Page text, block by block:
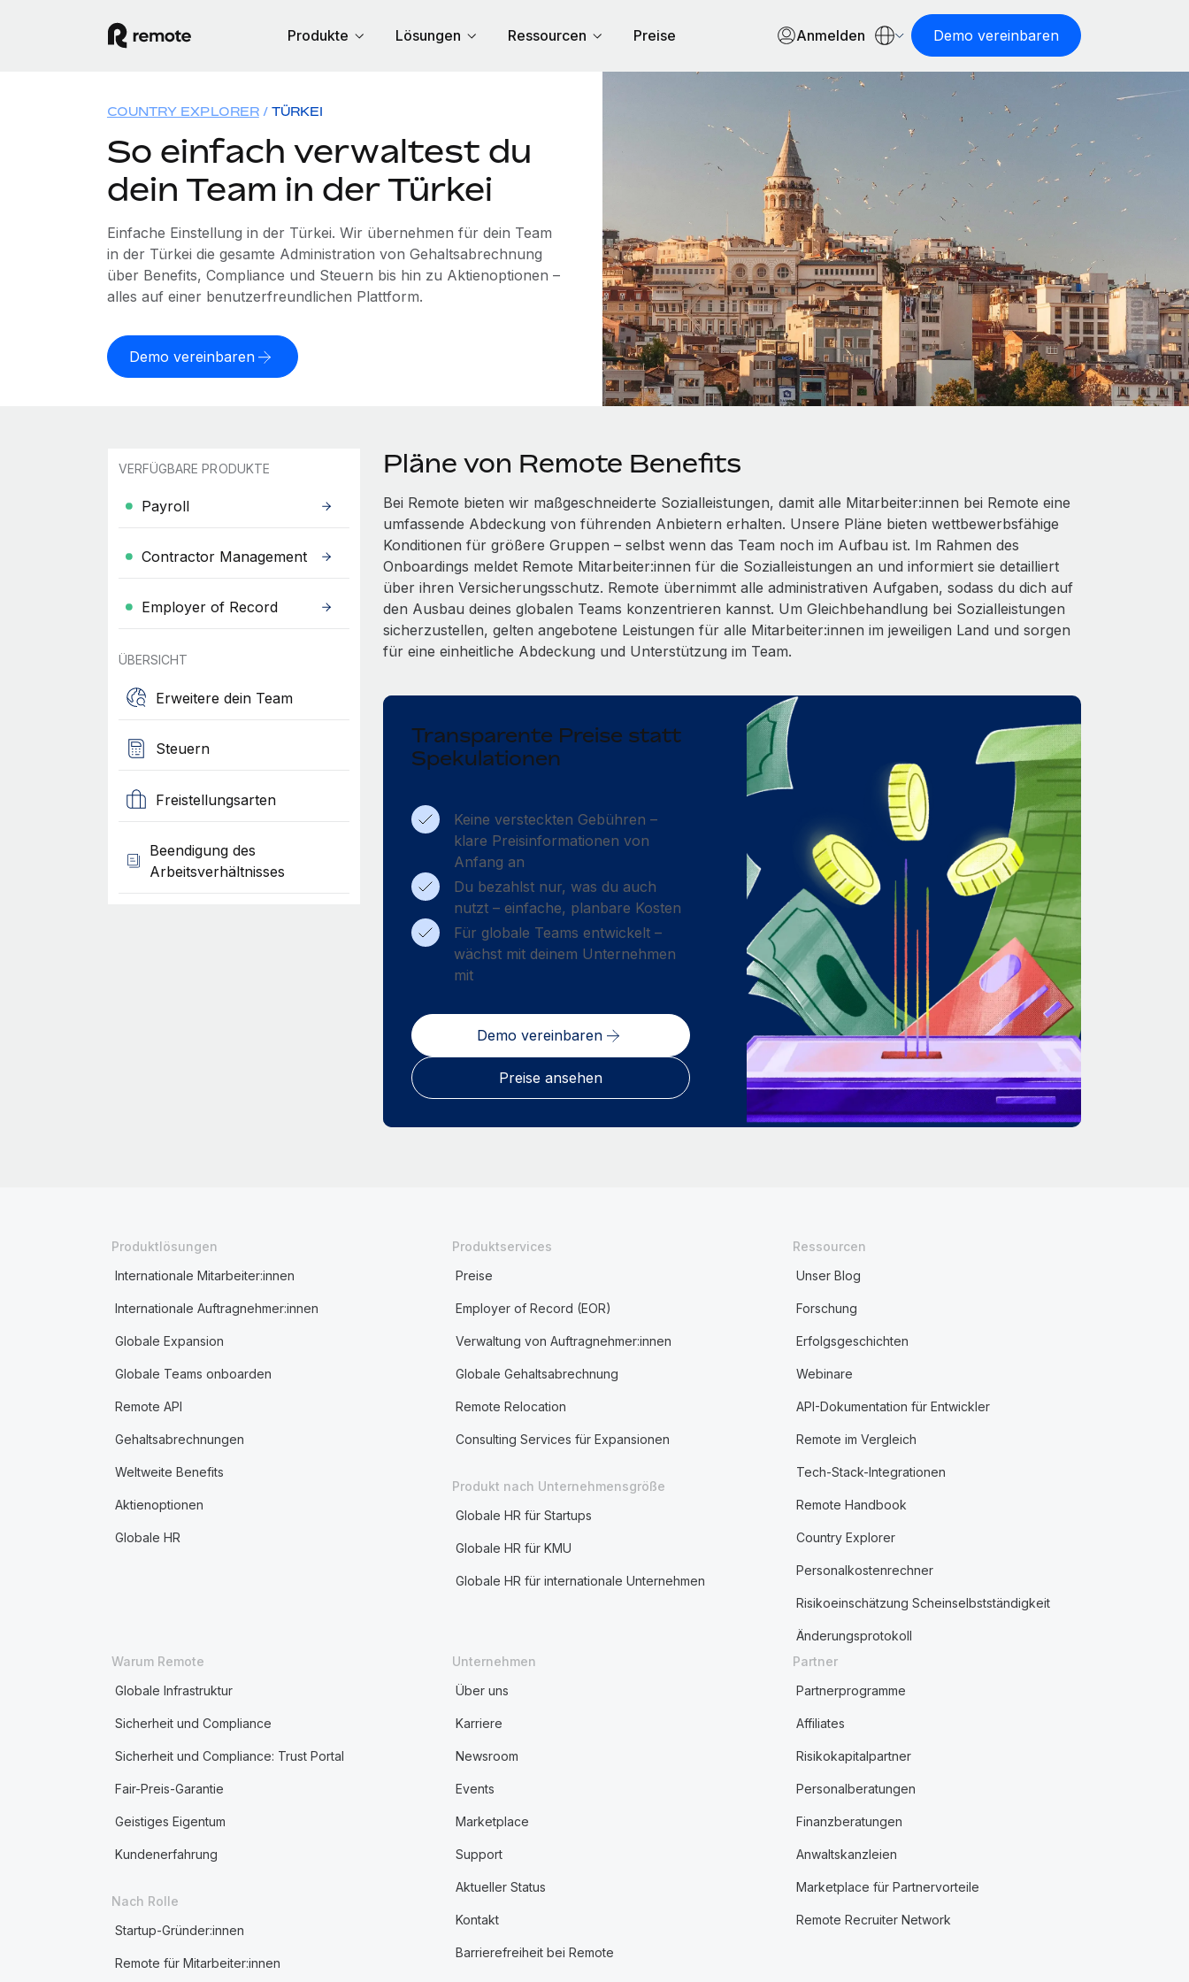
Produkte Lösungen Ressourcen Preise Anmelden Demo vereinbaren
COUNTRY EXPLORER TÜRKEI
So einfach verwaltest du
dein Team in der Türkei
Einfache Einstellung in der Türkei. Wir übernehmen für dein Team
in der Türkei die gesamte Administration von Gehaltsabrechnung
über Benefits, Compliance und Steuern bis hin zu Aktienoptionen –
alles auf einer benutzerfreundlichen Plattform.
Demo vereinbaren
VERFÜGBARE PRODUKTE
Payroll
Contractor Management
Employer of Record
ÜBERSICHT
Erweitere dein Team
Steuern
Freistellungsarten
Beendigung des
Arbeitsverhältnisses
Pläne von Remote Benefits
Bei Remote bieten wir maßgeschneiderte Sozialleistungen, damit alle Mitarbeiter:innen bei Remote eine
umfassende Abdeckung von führenden Anbietern erhalten. Unsere Pläne bieten wettbewerbsfähige
Konditionen für größere Gruppen – selbst wenn das Team noch im Aufbau ist. Im Rahmen des
Onboardings meldet Remote Mitarbeiter:innen für die Sozialleistungen an und informiert sie detailliert
über ihren Versicherungsschutz. Remote übernimmt alle administrativen Aufgaben, sodass du dich auf
den Ausbau deines globalen Teams konzentrieren kannst. Um Gleichbehandlung bei Sozialleistungen
sicherzustellen, gelten angebotene Leistungen für alle Mitarbeiter:innen im jeweiligen Land und sorgen
für eine einheitliche Abdeckung und Unterstützung im Team.
Transparente Preise statt
Spekulationen
Keine versteckten Gebühren –
klare Preisinformationen von
Anfang an
Du bezahlst nur, was du auch
nutzt – einfache, planbare Kosten
Für globale Teams entwickelt –
wächst mit deinem Unternehmen
mit
Demo vereinbaren
Preise ansehen
Produktlösungen
Internationale Mitarbeiter:innen
Internationale Auftragnehmer:innen
Globale Expansion
Globale Teams onboarden
Remote API
Gehaltsabrechnungen
Weltweite Benefits
Aktienoptionen
Globale HR
Produktservices
Preise
Employer of Record (EOR)
Verwaltung von Auftragnehmer:innen
Globale Gehaltsabrechnung
Remote Relocation
Consulting Services für Expansionen
Produkt nach Unternehmensgröße
Globale HR für Startups
Globale HR für KMU
Globale HR für internationale Unternehmen
Ressourcen
Unser Blog
Forschung
Erfolgsgeschichten
Webinare
API-Dokumentation für Entwickler
Remote im Vergleich
Tech-Stack-Integrationen
Remote Handbook
Country Explorer
Personalkostenrechner
Risikoeinschätzung Scheinselbstständigkeit
Änderungsprotokoll
Warum Remote
Globale Infrastruktur
Sicherheit und Compliance
Sicherheit und Compliance: Trust Portal
Fair-Preis-Garantie
Geistiges Eigentum
Kundenerfahrung
Nach Rolle
Startup-Gründer:innen
Remote für Mitarbeiter:innen
Unternehmen
Über uns
Karriere
Newsroom
Events
Marketplace
Support
Aktueller Status
Kontakt
Barrierefreiheit bei Remote
Partner
Partnerprogramme
Affiliates
Risikokapitalpartner
Personalberatungen
Finanzberatungen
Anwaltskanzleien
Marketplace für Partnervorteile
Remote Recruiter Network